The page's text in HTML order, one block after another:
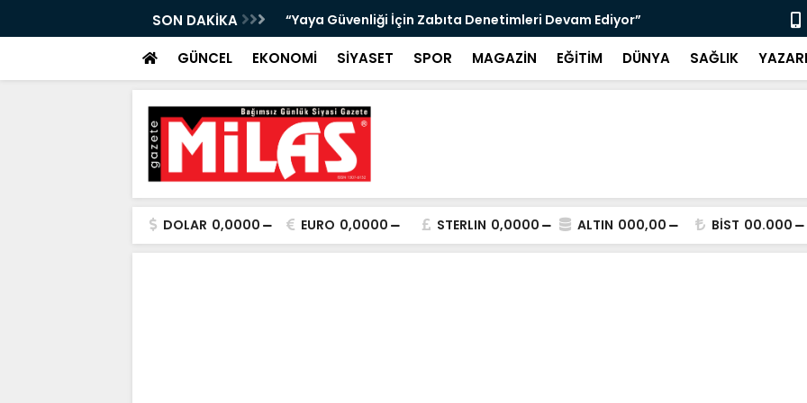
SON DAKİKA
Denetimleri Devam Ediyor” "Bir Sonraki Yangını Bugün Önleyebiliriz" Çağrısı Selahattin
GÜNCEL EKONOMİ SİYASET SPOR MAGAZİN EĞİTİM DÜNYA SAĞLIK
DOLAR 0,0000 EURO 0,0000 STERLIN 0,0000 ALTIN 000,00 BİST 00.000